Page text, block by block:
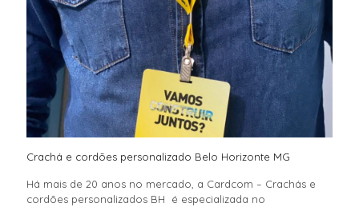
Crachá e cordões personalizado Belo Horizonte MG
Há mais de 20 anos no mercado, a Cardcom – Crachás e
cordões personalizados BH é especializada no